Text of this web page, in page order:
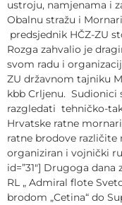
ustroju, namjenama i
Obalnu stražu i
predsjednik HČZ-ZU
Rozga zahvalio je
svom radu i
ZU državnom tajniku
kbb Crljenu.
razgledati tehničko-
Hrvatske ratne
ratne brodove različite
organiziran i vojnički
id=”31″] Drugoga
RL „ Admiral flote
brodom „Cetina“ do